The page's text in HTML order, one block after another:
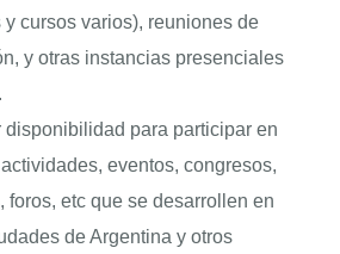
y cursos varios), reuniones de
y otras instancias presenciales
disponibilidad para participar en
eventos, congresos,
foros, etc que se desarrollen en
de Argentina y otros